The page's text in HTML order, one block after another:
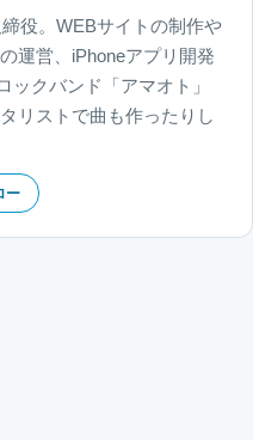
役。WEBサイトの制作や
運営、iPhoneアプリ開発
ックバンド「アマオト」
リストで曲も作ったりし
ー